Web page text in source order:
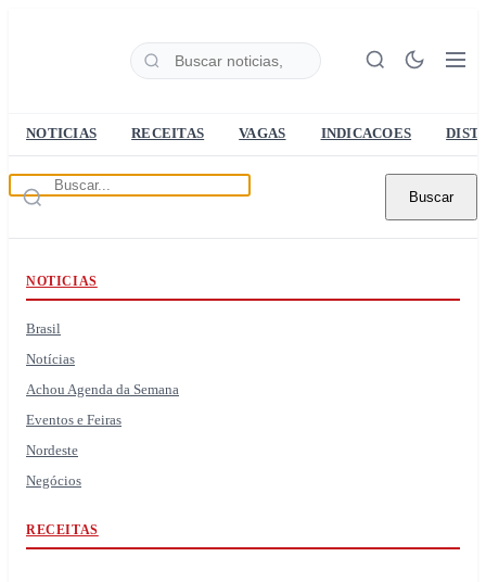
NOTICIAS RECEITAS VAGAS INDICACOES
Buscar
NOTICIAS
Brasil
Notícias
Achou Agenda da Semana
Eventos e Feiras
Nordeste
Negócios
RECEITAS